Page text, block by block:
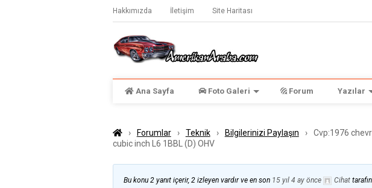
Hakkımızda İletişim Site Haritası
Ana Sayfa Foto Galeri Forum Yazılar
› Forumlar › Teknik › Bilgilerinizi Paylaşın ›
Cvp:1976
cubic inch L6 1BBL (D) OHV
Bu konu 2 yanıt içerir, 2 izleyen vardır ve en son 15 yıl 4 ay önce Cihat